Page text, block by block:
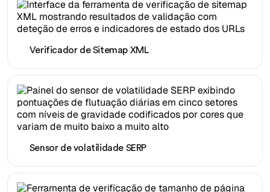
Verificador de Sitemap XML
Sensor de volatilidade SERP